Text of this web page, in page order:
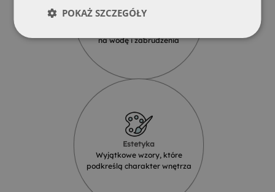
Wodoodporność
na wodę i zabrudzenia
Estetyka
Wyjątkowe wzory, które
podkreślą charakter wnętrza
POKAŻ SZCZEGÓŁY